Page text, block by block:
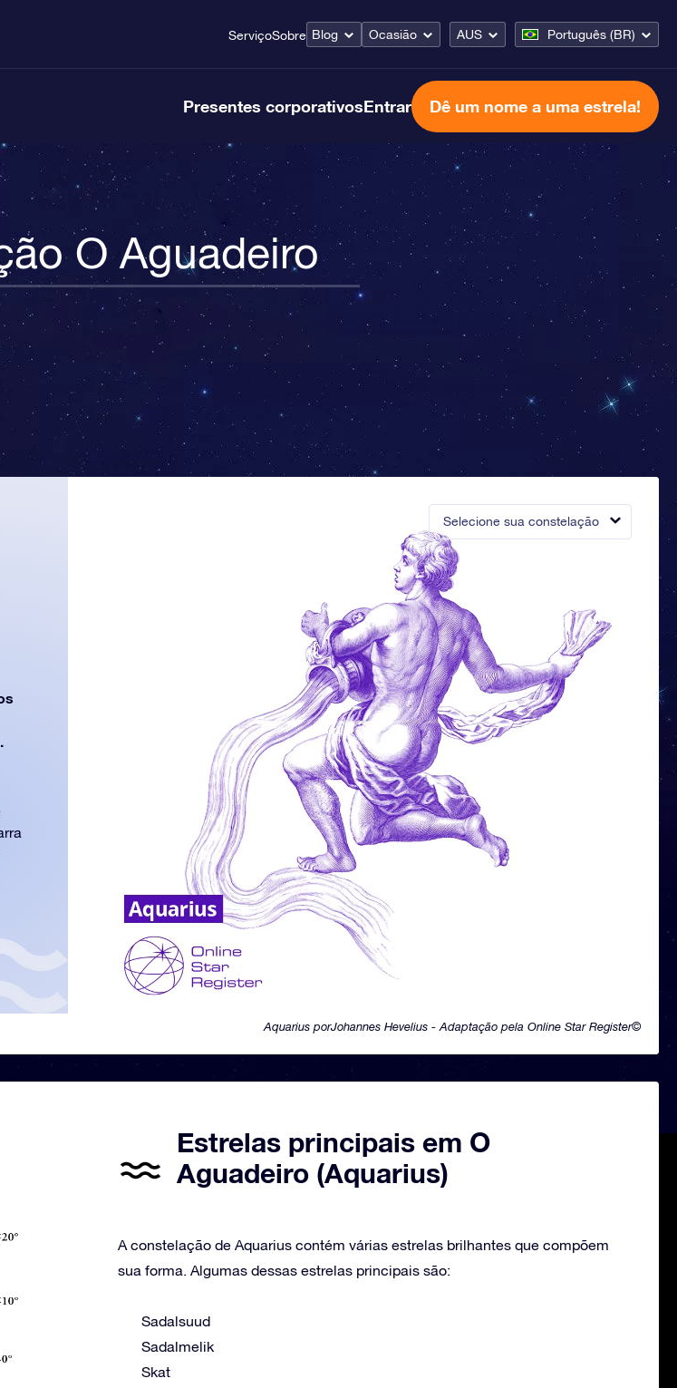
ServiçoSobre Blog Ocasião AUS Português (BR)
Presentes corporativosEntrar Dê um nome a uma estrela!
O Aguadeiro
Selecione sua constelação
Aquarius porJohannes Hevelius - Adaptação pela Online Star Register©
Estrelas principais em O
Aguadeiro (Aquarius)
A constelação de Aquarius contém várias estrelas brilhantes que compõem
sua forma. Algumas dessas estrelas principais são:
Sadalsuud
Sadalmelik
Skat